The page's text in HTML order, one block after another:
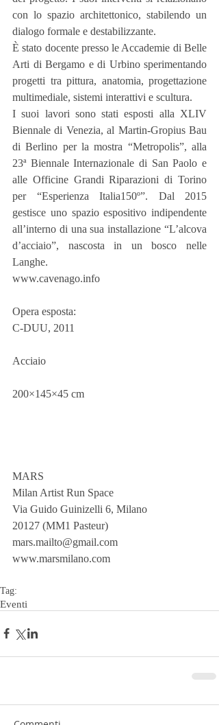
con lo spazio architettonico, stabilendo un
dialogo formale e destabilizzante.
È stato docente presso le Accademie di Belle
Arti di Bergamo e di Urbino sperimentando
progetti tra pittura, anatomia, progettazione
multimediale, sistemi interattivi e scultura.
I suoi lavori sono stati esposti alla XLIV
Biennale di Venezia, al Martin-Gropius Bau
di Berlino per la mostra “Metropolis”, alla
23ª Biennale Internazionale di San Paolo e
alle Officine Grandi Riparazioni di Torino
per “Esperienza Italia150º”. Dal 2015
gestisce uno spazio espositivo indipendente
all’interno di una sua installazione “L’alcova
d’acciaio”, nascosta in un bosco nelle
Langhe.
www.cavenago.info
Opera esposta:
C-DUU, 2011
Acciaio
200×145×45 cm
MARS
Milan Artist Run Space
Via Guido Guinizelli 6, Milano
20127 (MM1 Pasteur)
mars.mailto@gmail.com
www.marsmilano.com
Tag:
Eventi